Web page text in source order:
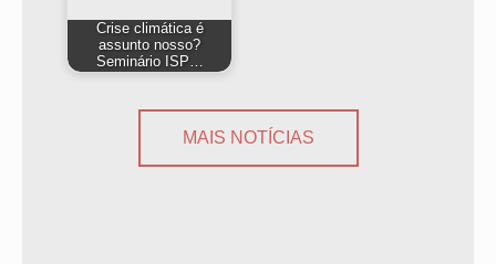
Crise climática é
assunto nosso?
Seminário ISP…
MAIS NOTÍCIAS